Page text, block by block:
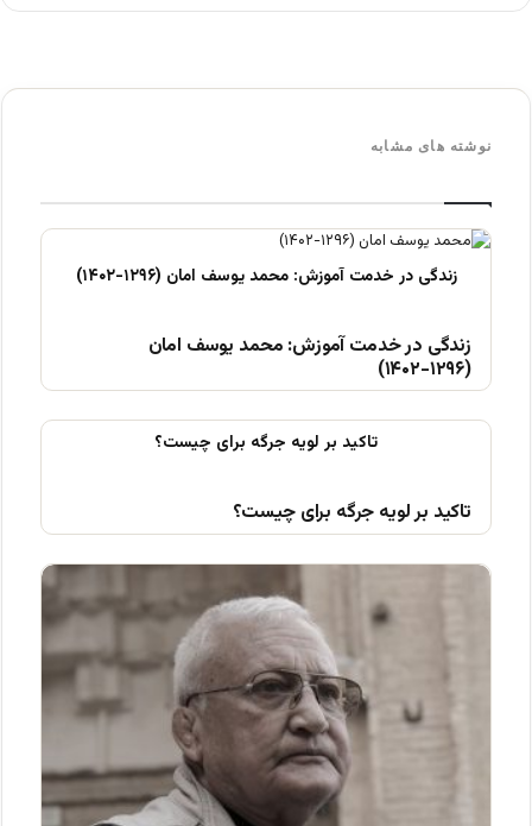
نوشته های مشابه
زندگی در خدمت آموزش: محمد یوسف امان
(۱۲۹۶-۱۴۰۲)
تاکید بر لویه جرگه برای چیست؟